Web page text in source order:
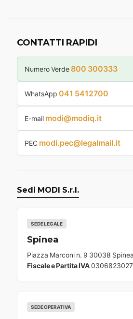
CONTATTI RAPIDI
Numero Verde 800 300333
WhatsApp 041 5412700
E-mail modi@modiq.it
PEC modi.pec@legalmail.it
Sedi MODI S.r.l.
SEDE LEGALE
Spinea
Piazza Marconi n. 9 30038
Fiscale e Partita IVA
SEDE OPERATIVA